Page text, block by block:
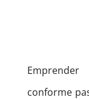
conforme